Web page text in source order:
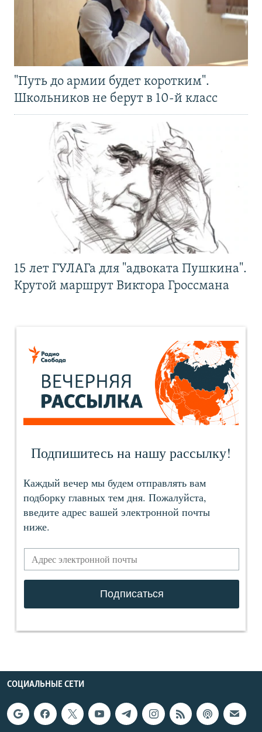
"Путь до армии будет коротким".
Школьников не берут в 10-й класс
15 лет ГУЛАГа для "адвоката Пушкина".
Крутой маршрут Виктора Гроссмана
СОЦИАЛЬНЫЕ СЕТИ